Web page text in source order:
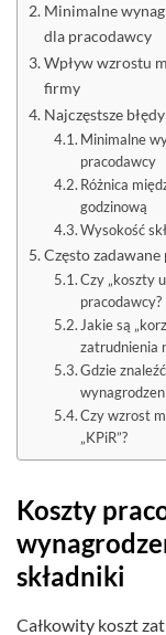
Minimalne
dla pracodawcy
Wpływ wzrostu
firmy
Najczęstsze
Minimalne
pracodawcy
Różnica
godzinową
Wysokość
Często
Czy „koszty
pracodawcy?
Jakie są
zatrudnienia
Gdzie
Czy wzrost
„KPiR”?
Koszty
składniki
Całkowity koszt